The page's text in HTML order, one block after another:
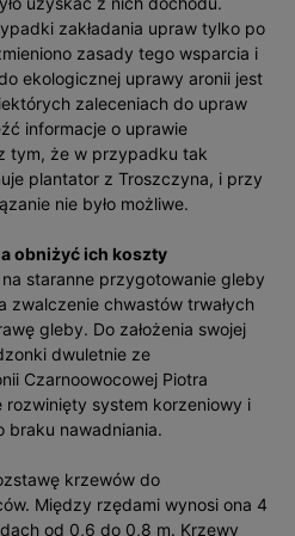
zakładania upraw tylko po
zasady tego wsparcia i
ekologicznej uprawy aronii jest
zaleceniach do upraw
informacje o uprawie
tym, że w przypadku tak
plantator z Troszczyna, i przy
nie było możliwe.
obniżyć ich koszty
staranne przygotowanie gleby
zwalczenie chwastów trwałych
gleby. Do założenia swojej
dwuletnie ze
Czarnoowocowej Piotra
rozwinięty system korzeniowy i
braku nawadniania.
krzewów do
Między rzędami wynosi ona 4
od 0,6 do 0,8 m. Krzewy